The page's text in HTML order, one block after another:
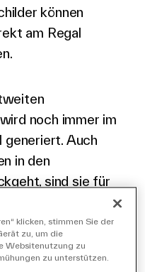
Suche
können
am Regal
noch immer im
generiert. Auch
in den
sind sie für
für die Wünsche
Bindung. Doch
bei
klicken, stimmen Sie der
zu, um die
Websitenutzung zu
zu unterstützen.